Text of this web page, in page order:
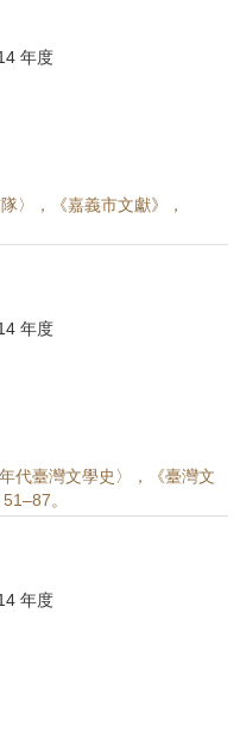
年度
〉，《嘉義市文獻》，
年度
代臺灣文學史〉，《臺灣文
。
年度